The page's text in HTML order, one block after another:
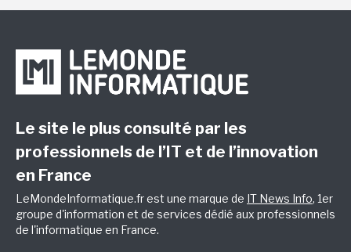
Le site le plus consulté par les
professionnels de l’IT et de l’innovation
en France
LeMondeInformatique.fr est une marque de IT News Info, 1er
groupe d'information et de services dédié aux professionnels
de l'informatique en France.